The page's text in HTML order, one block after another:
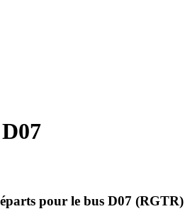
pour le bus D07 (RGTR)